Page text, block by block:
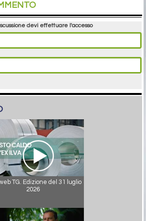
devi effettuare l'accesso
TG. Edizione del 31 luglio
2026